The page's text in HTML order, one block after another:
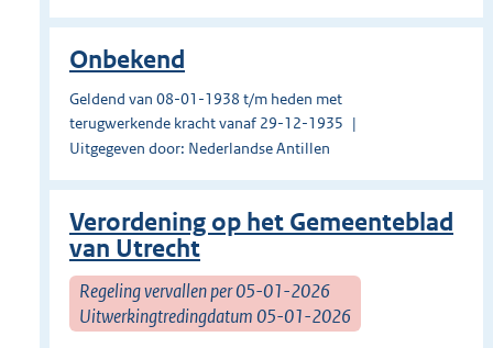
Onbekend
Geldend van 08-01-1938 t/m heden met
terugwerkende kracht vanaf 29-12-1935
Uitgegeven door: Nederlandse Antillen
Verordening op het Gemeenteblad
van Utrecht
Regeling vervallen per 05-01-2026
Uitwerkingtredingdatum 05-01-2026